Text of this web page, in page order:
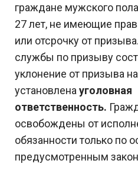
граждане мужского
27 лет, не имеющие
или отсрочку от
службы по призыву
уклонение от призыва
установлена уголовная
ответственность.
освобождены от
обязанности только по
предусмотренным